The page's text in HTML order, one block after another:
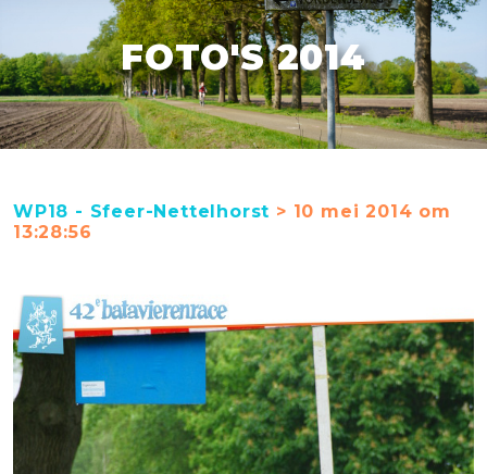
FOTO'S 2014
WP18 - Sfeer-Nettelhorst > 10 mei 2014 om
13:28:56